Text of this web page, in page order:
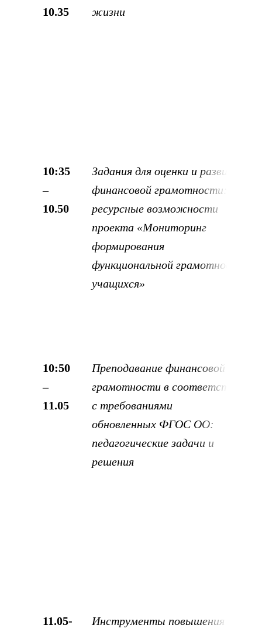
10.35 жизни
10:35
–
10.50
Задания для оценки и развития
финансовой грамотности:
ресурсные возможности
проекта «Мониторинг
формирования
функциональной грамотности
учащихся»
10:50
–
11.05
Преподавание финансовой
грамотности в соответствии
с требованиями
обновленных ФГОС ОО:
педагогические задачи и
решения
11.05-
Инструменты повышения